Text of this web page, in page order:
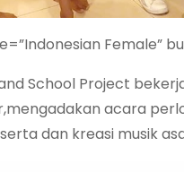
Female”
School Project
acara
dan kreasi musik